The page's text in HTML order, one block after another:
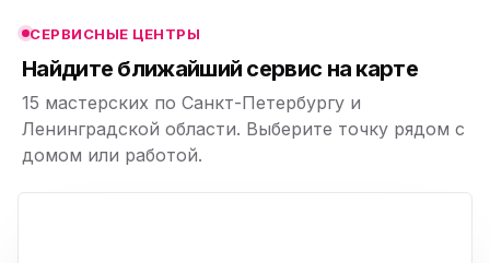
СЕРВИСНЫЕ ЦЕНТРЫ
Найдите ближайший сервис на карте
15 мастерских по Санкт-Петербургу и
Ленинградской области. Выберите точку рядом с
домом или работой.
ю